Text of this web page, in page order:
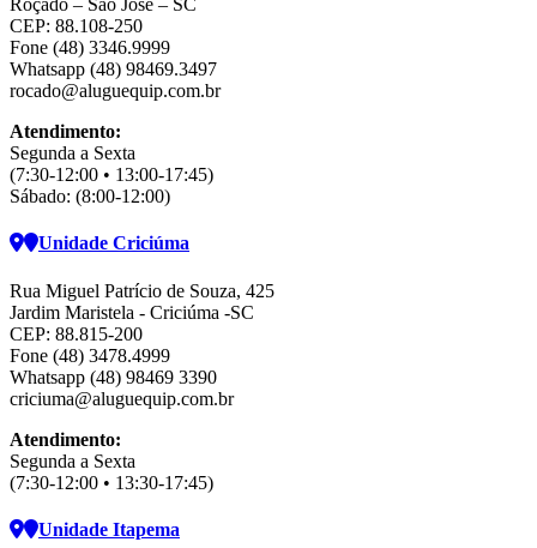
Roçado – São José – SC
CEP: 88.108-250
Fone (48) 3346.9999
Whatsapp (48) 98469.3497
rocado@aluguequip.com.br
Atendimento:
Segunda a Sexta
(7:30-12:00 • 13:00-17:45)
Sábado: (8:00-12:00)
Unidade Criciúma
Rua Miguel Patrício de Souza, 425
Jardim Maristela - Criciúma -SC
CEP: 88.815-200
Fone (48) 3478.4999
Whatsapp (48) 98469 3390
criciuma@aluguequip.com.br
Atendimento:
Segunda a Sexta
(7:30-12:00 • 13:30-17:45)
Unidade Itapema